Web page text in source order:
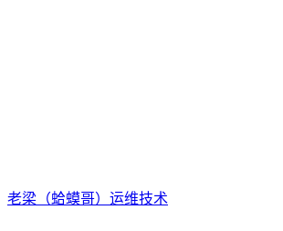
老梁（蛤蟆哥） 运维技术